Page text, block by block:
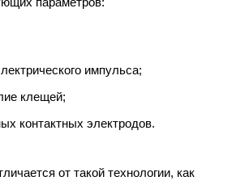
импульса;
клещей;
контактных электродов.
от такой технологии, как